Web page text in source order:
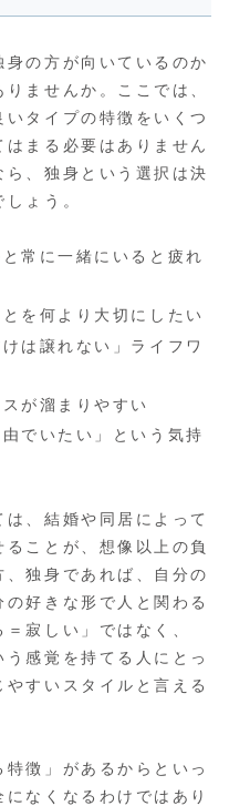
身の方が向いているのか
ませんか。ここでは、
タイプの特徴をいくつ
まる必要はありません
、独身という選択は決
ょう。
常に一緒にいると疲れ
を何より大切にしたい
は譲れない」ライフワ
が溜まりやすい
でいたい」という気持
、結婚や同居によって
ことが、想像以上の負
独身であれば、自分の
好きな形で人と関わる
寂しい」ではなく、
う感覚を持てる人にとっ
すいスタイルと言える
徴」があるからといっ
なくなるわけではあり